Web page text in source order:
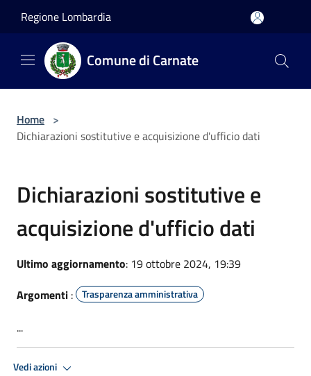
Regione Lombardia
Comune di Carnate
Home >
Dichiarazioni sostitutive e acquisizione d'ufficio dati
Dichiarazioni sostitutive e
acquisizione d'ufficio dati
Ultimo aggiornamento: 19 ottobre 2024, 19:39
Argomenti : Trasparenza amministrativa
...
Vedi azioni